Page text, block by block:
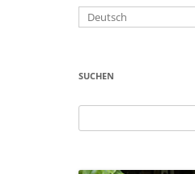
Deutsch
SUCHEN
nach: